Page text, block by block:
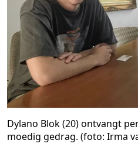
Dylano Blok (20) ontvangt
moedig gedrag. (foto: Irma